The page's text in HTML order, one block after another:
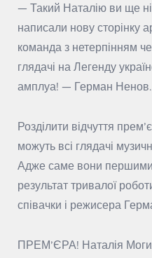
— Такий Наталію ви ще
написали нову сторінку
команда з нетерпінням
глядачі на Легенду
амплуа! — Герман Ненов.
Розділити відчуття
можуть всі глядачі
Адже саме вони першими
результат тривалої
співачки і режисера
ПРЕМ’ЄРА! Наталія